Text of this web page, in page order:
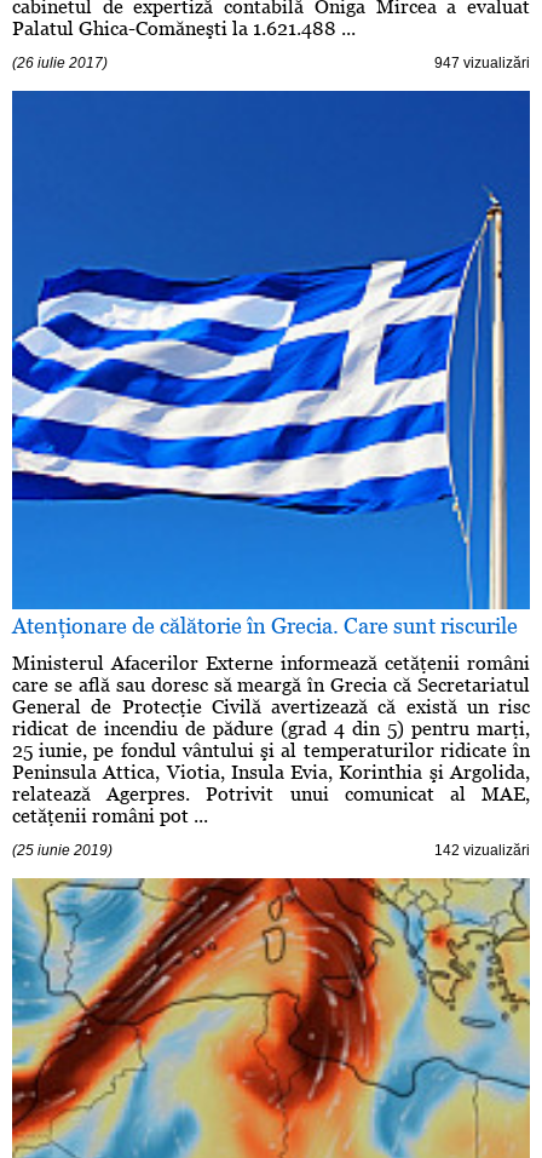
cabinetul de expertiză contabilă Oniga Mircea a evaluat
Palatul Ghica-Comăneşti la 1.621.488 ...
(26 iulie 2017) 947 vizualizări
Atenţionare de călătorie în Grecia. Care sunt riscurile
Ministerul Afacerilor Externe informează cetăţenii români
care se află sau doresc să meargă în Grecia că Secretariatul
General de Protecţie Civilă avertizează că există un risc
ridicat de incendiu de pădure (grad 4 din 5) pentru marţi,
25 iunie, pe fondul vântului şi al temperaturilor ridicate în
Peninsula Attica, Viotia, Insula Evia, Korinthia şi Argolida,
relatează Agerpres. Potrivit unui comunicat al MAE,
cetăţenii români pot ...
(25 iunie 2019) 142 vizualizări